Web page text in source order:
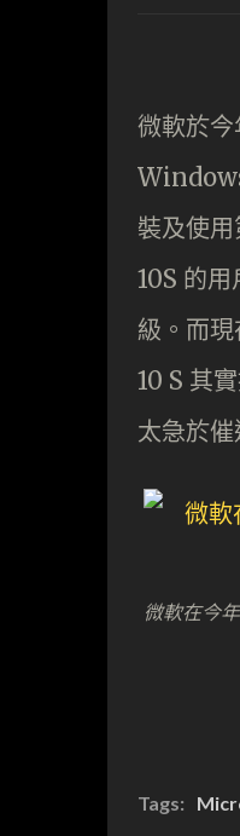
微軟於
裝及使
10S 的
級。而
10 S 其
太急於
微軟在今
Tags: